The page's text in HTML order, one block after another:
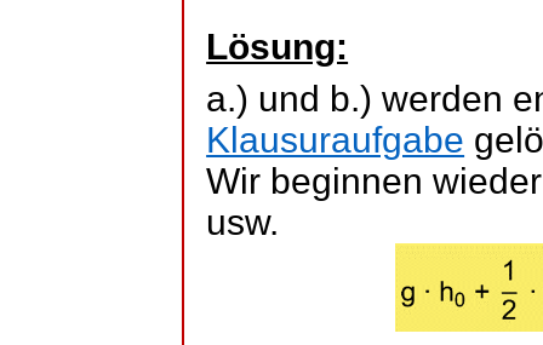
Lösung:
a.) und b.) werden
Klausuraufgabe
Wir beginnen
usw.